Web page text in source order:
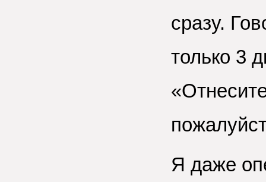
сразу.
только 3
Я даже